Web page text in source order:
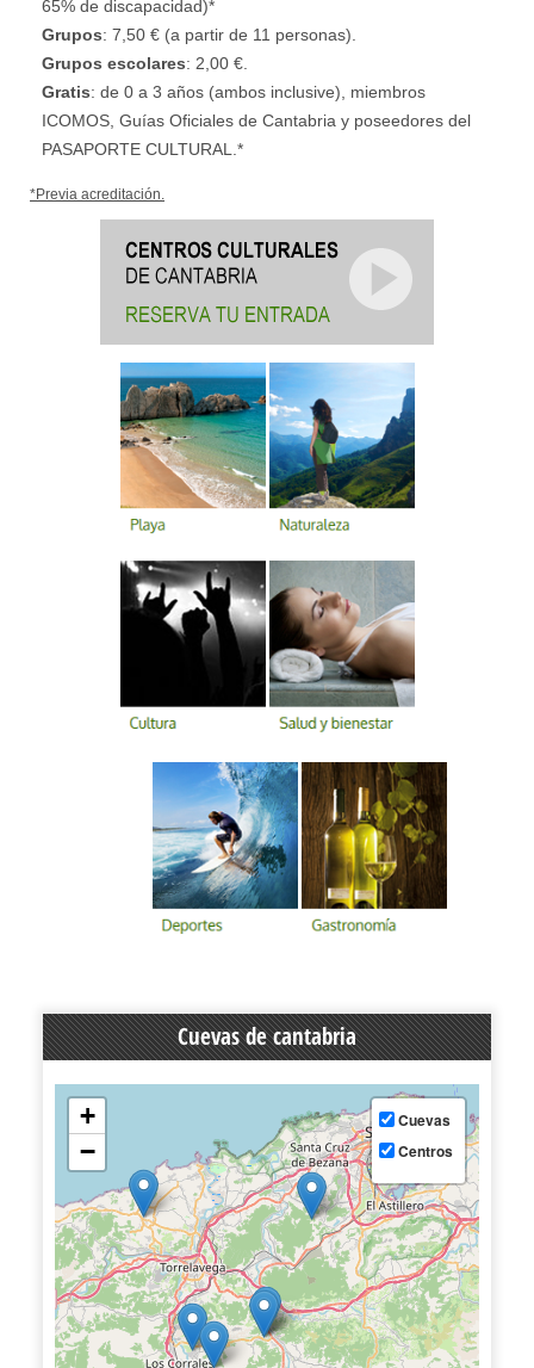
65% de discapacidad)*
Grupos: 7,50 € (a partir de 11 personas).
Grupos escolares: 2,00 €.
Gratis: de 0 a 3 años (ambos inclusive), miembros
ICOMOS, Guías Oficiales de Cantabria y poseedores del
PASAPORTE CULTURAL.*
*Previa acreditación.
Cuevas de cantabria
+
−
Cuevas
Centros